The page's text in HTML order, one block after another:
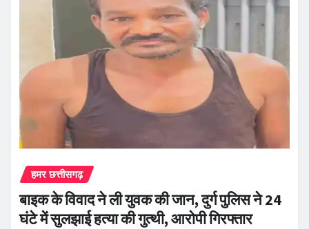
हमर छत्तीसगढ़
बाइक के विवाद ने ली युवक की जान, दुर्ग पुलिस ने 24
घंटे में सुलझाई हत्या की गुत्थी, आरोपी गिरफ्तार